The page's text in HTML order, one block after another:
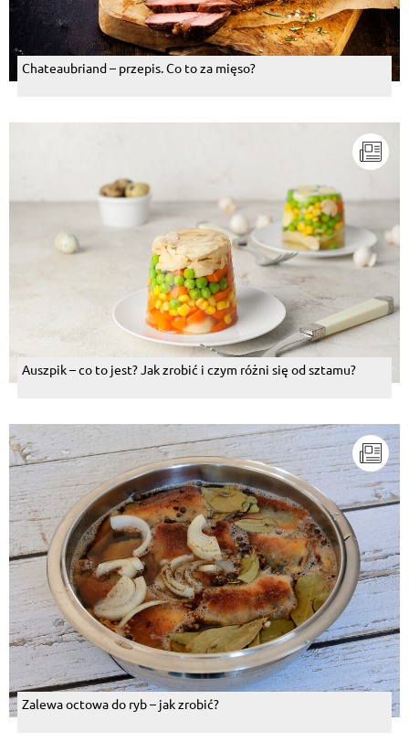
Chateaubriand – przepis. Co to za mięso?
Auszpik – co to jest? Jak zrobić i czym różni się od sztamu?
Zalewa octowa do ryb – jak zrobić?